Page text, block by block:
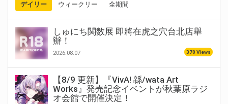
デイリー ウィークリー 全期間
しゅにち関数展 即將在虎之穴台北店舉
辦！
2026.08.07 370 Views
【8/9 更新】『VivA! 緜/wata Art
Works』発売記念イベントが秋葉原ラジ
オ会館で開催決定！